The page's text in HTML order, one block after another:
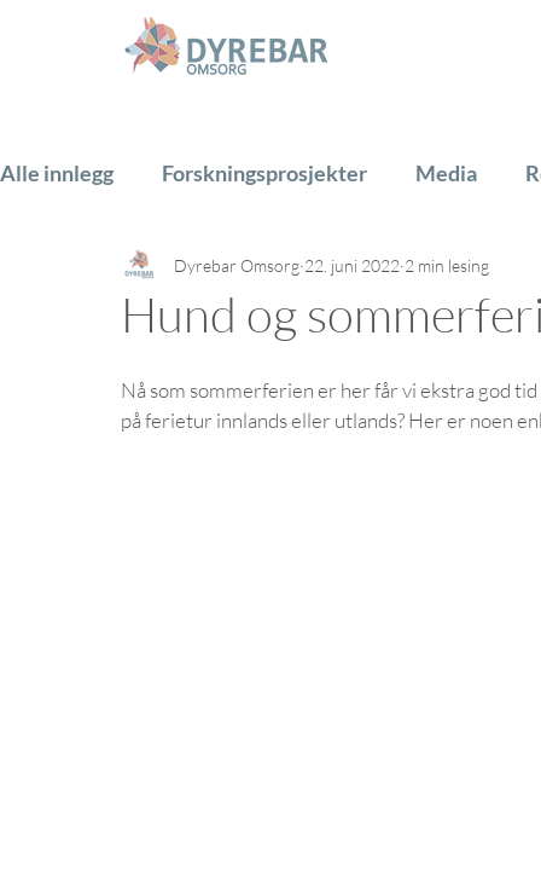
Alle innlegg Forskningsprosjekter Media
Hund Katt Gårdsdyr PADA
Hund og
Dyrebar Omsorg 22. juni 2022 2 min lesing
Nå som sommerferien er her får vi ekstra god
på ferietur innlands eller utlands? Her er noen